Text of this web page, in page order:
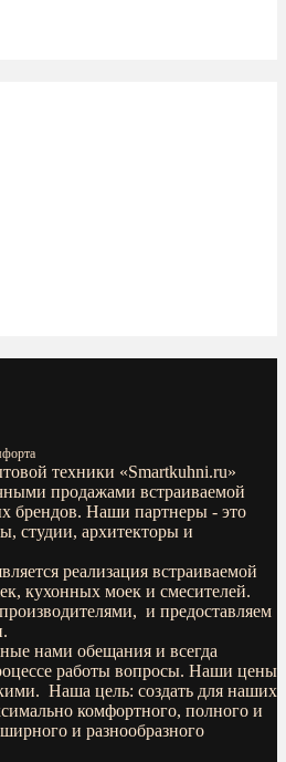
техники «Smartkuhni.ru»
продажами встраиваемой
брендов. Наши партнеры - это
студии, архитекторы и
реализация встраиваемой
кухонных моек и смесителей.
и предоставляем
нами обещания и всегда
работы вопросы. Наши цены
Наша цель: создать для наших
комфортного, полного и
и разнообразного